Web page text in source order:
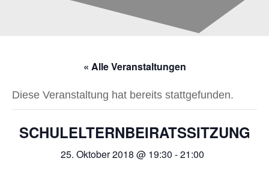
« Alle Veranstaltungen
Diese Veranstaltung hat bereits stattgefunden.
SCHULELTERNBEIRATSSITZUNG
25. Oktober 2018 @ 19:30 -21:00